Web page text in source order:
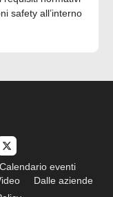
safety all’interno
Calendario eventi
Dalle aziende